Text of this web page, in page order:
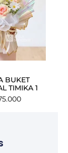
BUKET
TIMIKA 1